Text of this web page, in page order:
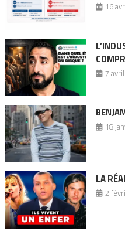
16
7
18
LA
2